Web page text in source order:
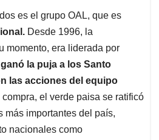
es el grupo OAL, que es
Desde 1996, la
momento, era liderada por
la puja a los Santo
las acciones del equipo
compra, el verde paisa se ratificó
más importantes del país,
nacionales como